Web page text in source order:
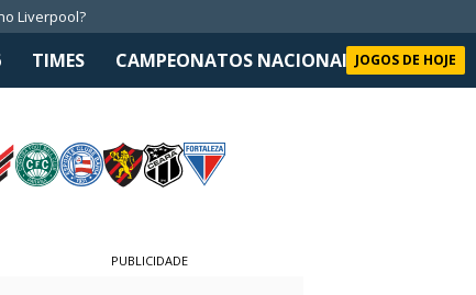
Liverpool?
TIMES CAMPEONATOS NACIONAIS SELEÇÃO
JOGOS DE HOJE
PUBLICIDADE